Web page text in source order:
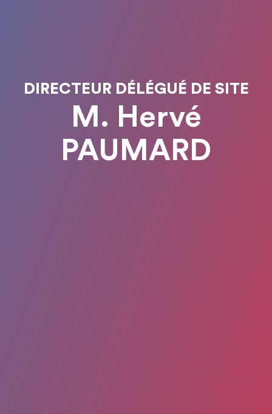
DIRECTEUR DÉLÉGUÉ DE SITE
M. Hervé
PAUMARD